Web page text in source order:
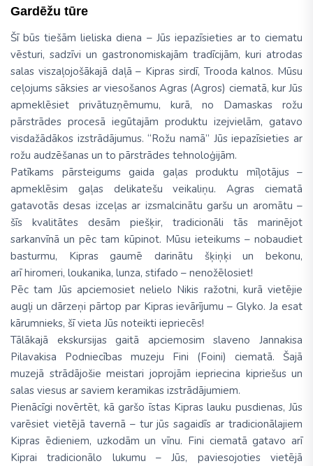
Gardēžu tūre
Šī būs tiešām lieliska diena – Jūs iepazīsieties ar to ciematu
vēsturi, sadzīvi un gastronomiskajām tradīcijām, kuri atrodas
salas viszaļojošākajā daļā – Kipras sirdī, Trooda kalnos. Mūsu
ceļojums sāksies ar viesošanos Agras (Agros) ciematā, kur Jūs
apmeklēsiet privātuzņēmumu, kurā, no Damaskas rožu
pārstrādes procesā iegūtajām produktu izejvielām, gatavo
visdažādākos izstrādājumus. “Rožu namā” Jūs iepazīsieties ar
rožu audzēšanas un to pārstrādes tehnoloģijām.
Patīkams pārsteigums gaida gaļas produktu mīļotājus –
apmeklēsim gaļas delikatešu veikaliņu. Agras ciematā
gatavotās desas izceļas ar izsmalcinātu garšu un aromātu –
šīs kvalitātes desām piešķir, tradicionāli tās marinējot
sarkanvīnā un pēc tam kūpinot. Mūsu ieteikums – nobaudiet
basturmu, Kipras gaumē darinātu šķiņķi un bekonu,
arī hiromeri, loukanika, lunza, stifado – nenožēlosiet!
Pēc tam Jūs apciemosiet nelielo Nikis ražotni, kurā vietējie
augļi un dārzeņi pārtop par Kipras ievārījumu – Glyko. Ja esat
kārumnieks, šī vieta Jūs noteikti iepriecēs!
Tālākajā ekskursijas gaitā apciemosim slaveno Jannakisa
Pilavakisa Podniecības muzeju Fini (Foini) ciematā. Šajā
muzejā strādājošie meistari joprojām iepriecina kipriešus un
salas viesus ar saviem keramikas izstrādājumiem.
Pienācīgi novērtēt, kā garšo īstas Kipras lauku pusdienas, Jūs
varēsiet vietējā tavernā – tur jūs sagaidīs ar tradicionālajiem
Kipras ēdieniem, uzkodām un vīnu. Fini ciematā gatavo arī
Kiprai tradicionālo lukumu – Jūs, paviesojoties vietējā